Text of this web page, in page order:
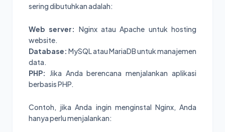
sering dibutuhkan adalah:
Web server: Nginx atau Apache untuk hosting
website.
Database: MySQL atau MariaDB untuk manajemen
data.
PHP:
Jika Anda berencana menjalankan aplikasi
berbasis PHP.
Contoh, jika Anda ingin menginstal Nginx, Anda
hanya perlu menjalankan: